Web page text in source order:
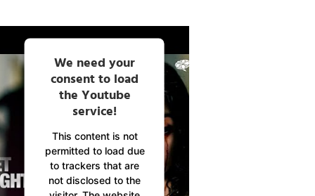
We need your
consent to load
the Youtube
service!
This content is not
permitted to load due
to trackers that are
not disclosed to the